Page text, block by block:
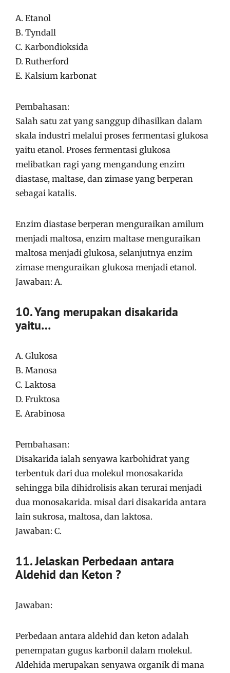
A. Etanol
B. Tyndall
C. Karbondioksida
D. Rutherford
E. Kalsium karbonat
Pembahasan:
Salah satu zat yang sanggup dihasilkan dalam
skala industri melalui proses fermentasi glukosa
yaitu etanol. Proses fermentasi glukosa
melibatkan ragi yang mengandung enzim
diastase, maltase, dan zimase yang berperan
sebagai katalis.
Enzim diastase berperan menguraikan amilum
menjadi maltosa, enzim maltase menguraikan
maltosa menjadi glukosa, selanjutnya enzim
zimase menguraikan glukosa menjadi etanol.
Jawaban: A.
10. Yang merupakan disakarida
yaitu…
A. Glukosa
B. Manosa
C. Laktosa
D. Fruktosa
E. Arabinosa
Pembahasan:
Disakarida ialah senyawa karbohidrat yang
terbentuk dari dua molekul monosakarida
sehingga bila dihidrolisis akan terurai menjadi
dua monosakarida. misal dari disakarida antara
lain sukrosa, maltosa, dan laktosa.
Jawaban: C.
11. Jelaskan Perbedaan antara
Aldehid dan Keton ?
Jawaban:
Perbedaan antara aldehid dan keton adalah
penempatan gugus karbonil dalam molekul.
Aldehida merupakan senyawa organik di mana